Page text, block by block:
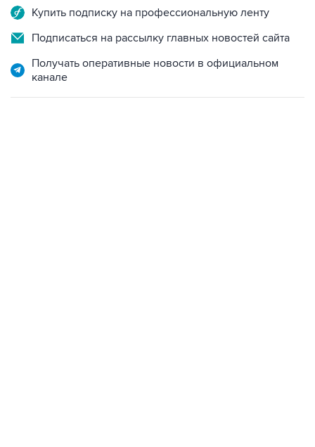
Купить подписку на профессиональную ленту
Подписаться на рассылку главных новостей сайта
Получать оперативные новости в официальном
канале